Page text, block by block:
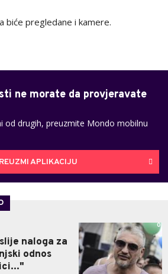
biće pregledane i kamere.
ne morate da provjeravate
od drugih, preuzmite Mondo mobilnu
APLIKACIJU
naloga za
odnos
0